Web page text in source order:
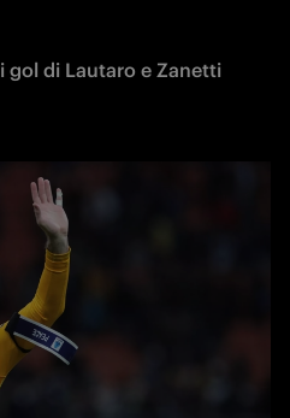
gol di Lautaro e Zanetti